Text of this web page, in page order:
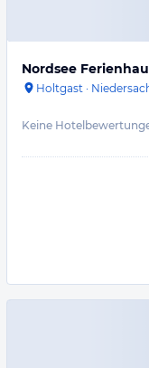
Nordsee
Holtgast ·
Keine